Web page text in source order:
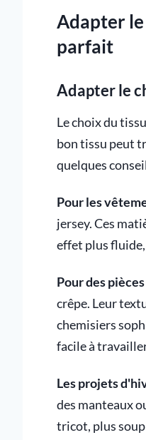
Adapter le
parfait
Adapter le
Le choix du
bon tissu peut
quelques
Pour les
jersey. Ces
effet plus
Pour des
crêpe. Leur
chemisiers
facile à
Les projets
des manteaux
tricot, plus